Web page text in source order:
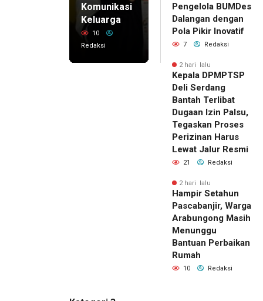
Komunikasi
Keluarga
10
Redaksi
Pengelola BUMDes
Dalangan dengan
Pola Pikir Inovatif
7 Redaksi
2 hari lalu
Kepala DPMPTSP
Deli Serdang
Bantah Terlibat
Dugaan Izin Palsu,
Tegaskan Proses
Perizinan Harus
Lewat Jalur Resmi
21 Redaksi
2 hari lalu
Hampir Setahun
Pascabanjir, Warga
Arabungong Masih
Menunggu
Bantuan Perbaikan
Rumah
10 Redaksi